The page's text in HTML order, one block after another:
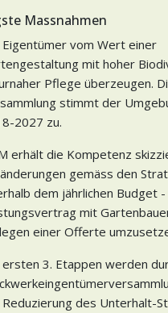
Massnahmen
Eigentümer vom Wert einer
mit hoher
Pflege überzeugen.
stimmt der
2027 zu.
erhält die Kompetenz
gemäss den
dem jährlichen Budget -
mit
einer Offerte
ersten 3. Etappen werden
Reduzierung des Unterhalt-